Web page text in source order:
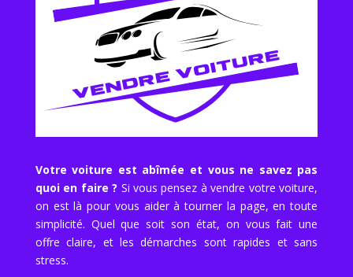
Votre voiture est abîmée et vous ne savez pas
quoi en faire ? Si vous pensez à vendre votre voiture,
on est là pour vous aider à tourner la page, en toute
simplicité. Quel que soit son état, on vous fait une
offre claire, et les démarches sont rapides et sans
stress.